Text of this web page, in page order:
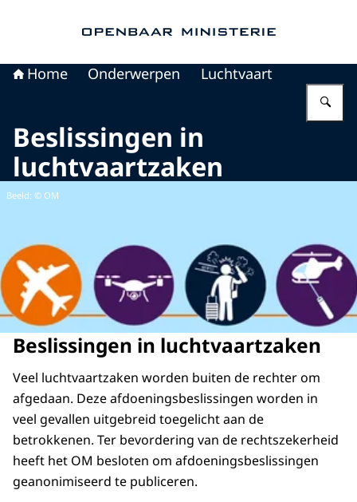
Home Onderwerpen Luchtvaart
Beslissingen in
luchtvaartzaken
Beeld: © OM
Beslissingen in luchtvaartzaken
Veel luchtvaartzaken worden buiten de rechter om
afgedaan. Deze afdoeningsbeslissingen worden in
veel gevallen uitgebreid toegelicht aan de
betrokkenen. Ter bevordering van de rechtszekerheid
heeft het OM besloten om afdoeningsbeslissingen
geanonimiseerd te publiceren.